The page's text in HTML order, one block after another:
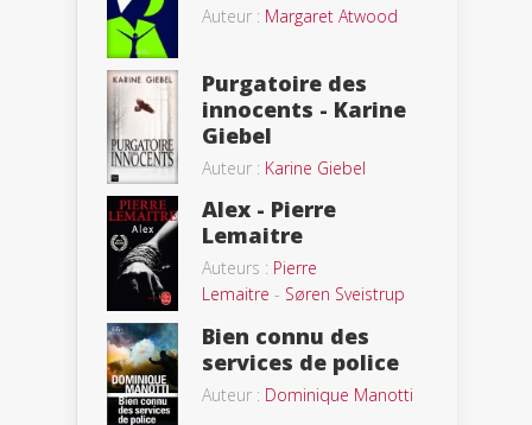
Auteur : Margaret Atwood
Purgatoire des
innocents - Karine
Giebel
Auteur : Karine Giebel
Alex - Pierre
Lemaitre
Auteurs : Pierre
Lemaitre - Søren Sveistrup
Bien connu des
services de police
Auteur : Dominique Manotti